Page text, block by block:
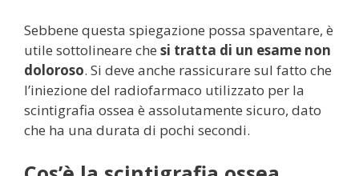
Sebbene questa spiegazione possa spaventare, è
utile sottolineare che si tratta di un esame non
doloroso. Si deve anche rassicurare sul fatto che
l’iniezione del radiofarmaco utilizzato per la
scintigrafia ossea è assolutamente sicuro, dato
che ha una durata di pochi secondi.